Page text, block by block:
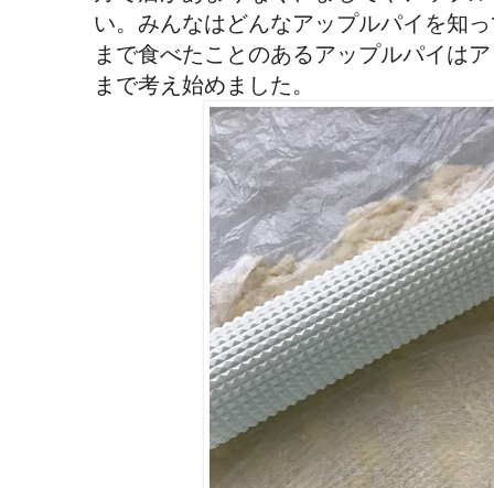
い。みんなはどんなアップルパイを知
まで食べたことのあるアップルパイは
まで考え始めました。